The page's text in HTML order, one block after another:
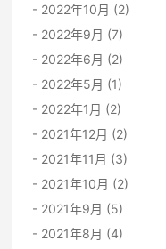
2022年10月 (2)
2022年9月 (7)
2022年6月 (2)
2022年5月 (1)
2022年1月 (2)
2021年12月 (2)
2021年11月 (3)
2021年10月 (2)
2021年9月 (5)
2021年8月 (4)